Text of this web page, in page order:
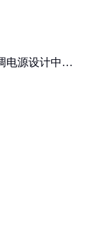
电源设计中的